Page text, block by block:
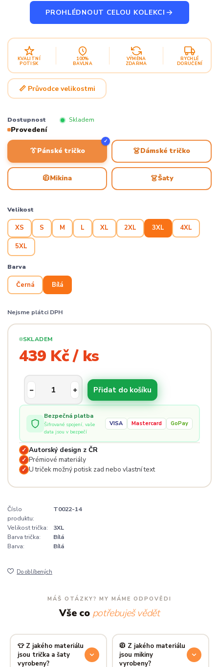
PROHLÉDNOUT CELOU KOLEKCI
KVALITNÍ
POTISK
100%
BAVLNA
VÝMĚNA
ZDARMA
RYCHLÉ
DORUČENÍ
📏 Průvodce velikostmi
Dostupnost Skladem
Provedení
👔Pánské tričko
✓
👗Dámské tričko
🧥Mikina 👗Šaty
Velikost
XS S M L XL 2XL 3XL 4XL
5XL
Barva
Černá Bílá
Nejsme plátci DPH
SKLADEM
439 Kč / ks
Přidat do košíku
Bezpečná platba
Šifrované spojení, vaše
data jsou v bezpečí
VISA Mastercard GoPay
✓ Autorský design z ČR
✓ Prémiové materiály
✓ U triček možný potisk zad nebo vlastní text
Číslo
produktu:
T0022-14
Velikost trička:
3XL
Barva trička:
Bílá
Barva:
Bílá
Do oblíbených
MÁŠ OTÁZKY? MY MÁME ODPOVĚDI
Vše co potřebuješ vědět
👕 Z jakého materiálu
jsou trička a šaty
vyrobeny?
🧥 Z jakého materiálu
jsou mikiny
vyrobeny?